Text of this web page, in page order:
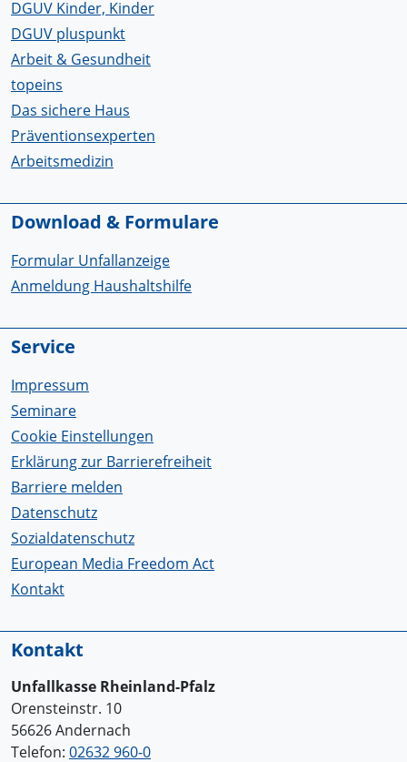
DGUV Kinder, Kinder
DGUV pluspunkt
Arbeit & Gesundheit
topeins
Das sichere Haus
Präventionsexperten
Arbeitsmedizin
Download & Formulare
Formular Unfallanzeige
Anmeldung Haushaltshilfe
Service
Impressum
Seminare
Cookie Einstellungen
Erklärung zur Barrierefreiheit
Barriere melden
Datenschutz
Sozialdatenschutz
European Media Freedom Act
Kontakt
Kontakt
Unfallkasse Rheinland-Pfalz
Orensteinstr. 10
56626 Andernach
Telefon: 02632 960-0